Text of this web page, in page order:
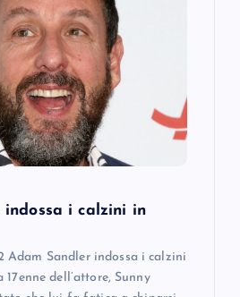
indossa i calzini in
Adam Sandler indossa i calzini
dell’attore, Sunny